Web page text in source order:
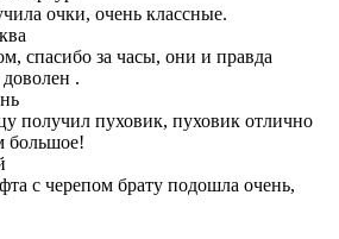
очки, очень классные.
спасибо за часы, они и правда
.
получил пуховик, пуховик отлично
большое!
с черепом брату подошла очень,